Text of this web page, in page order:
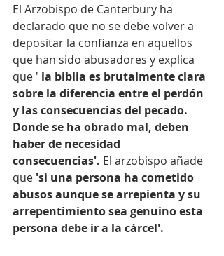
El Arzobispo de Canterbury ha
declarado que no se debe volver a
depositar la confianza en aquellos
que han sido abusadores y explica
que ' la biblia es brutalmente clara
sobre la diferencia entre el perdón
y las consecuencias del pecado.
Donde se ha obrado mal, deben
haber de necesidad
consecuencias'. El arzobispo añade
que 'si una persona ha cometido
abusos aunque se arrepienta y su
arrepentimiento sea genuino esta
persona debe ir a la cárcel'.